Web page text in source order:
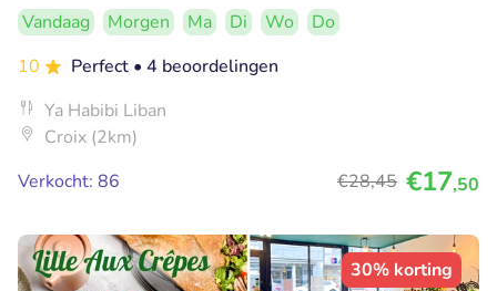
Vandaag Morgen Ma Di Wo
Do
10
Perfect • 4 beoordelingen
Ya Habibi Liban
Croix (2km)
Verkocht: 86
€28,45 €17,50
30% korting